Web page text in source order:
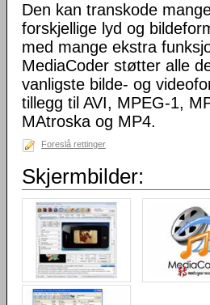
Den kan transkode
forskjellige lyd og
med mange ekstra
MediaCoder støtter alle
vanligste bilde- og
tillegg til AVI, MPEG-1,
MAtroska og MP4.
Foreslå rettinger
Skjermbilder: